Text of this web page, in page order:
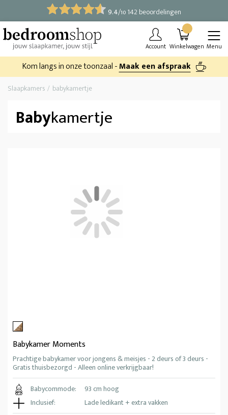
9.4/10 142 beoordelingen
Account Winkelwagen Menu
Kom langs in onze toonzaal -Maak een afspraak
Slaapkamers babykamertje
Babykamertje
Babykamer Moments
Prachtige babykamer voor jongens & meisjes - 2 deurs of 3 deurs -
Gratis thuisbezorgd - Alleen online verkrijgbaar!
Babycommode:
93 cm hoog
Inclusief:
Lade ledikant + extra vakken